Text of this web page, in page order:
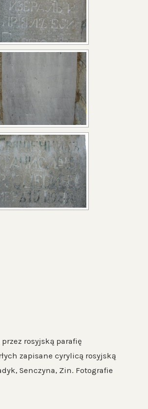
rosyjską parafię
zapisane cyrylicą rosyjską
Senczyna, Zin. Fotografie